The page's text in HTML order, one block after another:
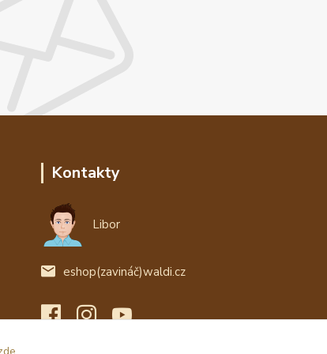
Kontakty
Libor
eshop(zavináč)waldi.cz